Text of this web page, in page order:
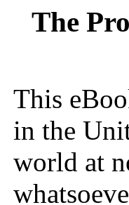
The
This
in the
world at